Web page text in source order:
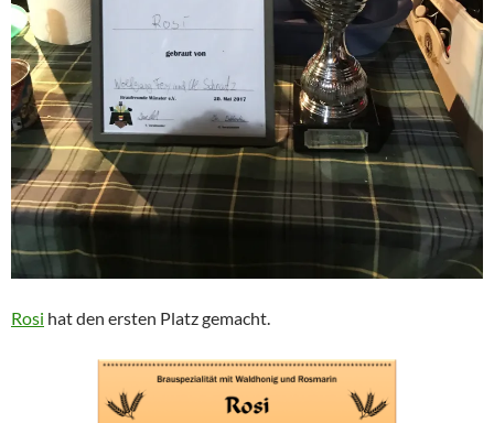
Rosi hat den ersten Platz gemacht.